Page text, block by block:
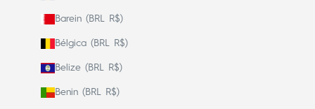
Barein (BRL R$)
Bélgica (BRL R$)
Belize (BRL R$)
Benin (BRL R$)